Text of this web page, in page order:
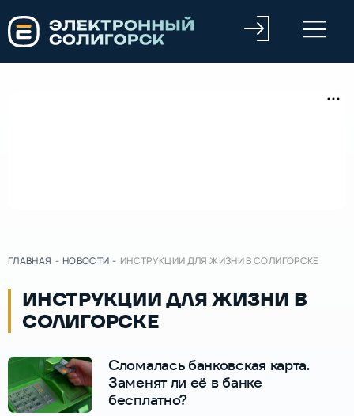
ГЛАВНАЯ - НОВОСТИ - ИНСТРУКЦИИ ДЛЯ ЖИЗНИ В СОЛИГОРСКЕ
ИНСТРУКЦИИ ДЛЯ ЖИЗНИ В
СОЛИГОРСКЕ
Сломалась банковская карта.
Заменят ли её в банке
бесплатно?